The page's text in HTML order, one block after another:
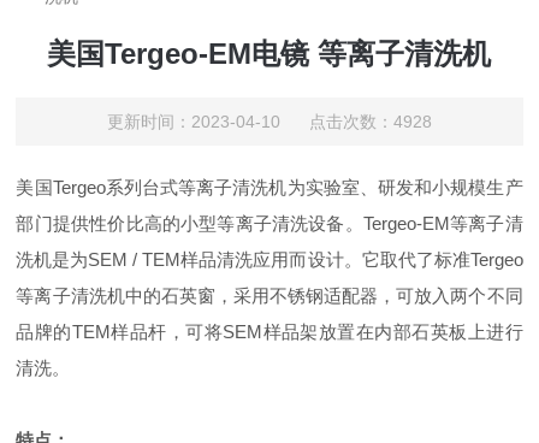
美国Tergeo-EM电镜 等离子清洗机
更新时间：2023-04-10 点击次数：4928
美国Tergeo系列台式等离子清洗机为实验室、研发和小规模生产
部门提供性价比高的小型等离子清洗设备。Tergeo-EM等离子清
洗机是为SEM / TEM样品清洗应用而设计。它取代了标准Tergeo
等离子清洗机中的石英窗，采用不锈钢适配器，可放入两个不同
品牌的TEM样品杆，可将SEM样品架放置在内部石英板上进行
清洗。